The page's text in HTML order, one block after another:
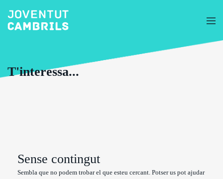
T'interessa...
Sense contingut
Sembla que no podem trobar el que esteu cercant. Potser us pot ajudar